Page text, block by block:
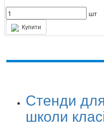
шт
Купити
Стенди
школи